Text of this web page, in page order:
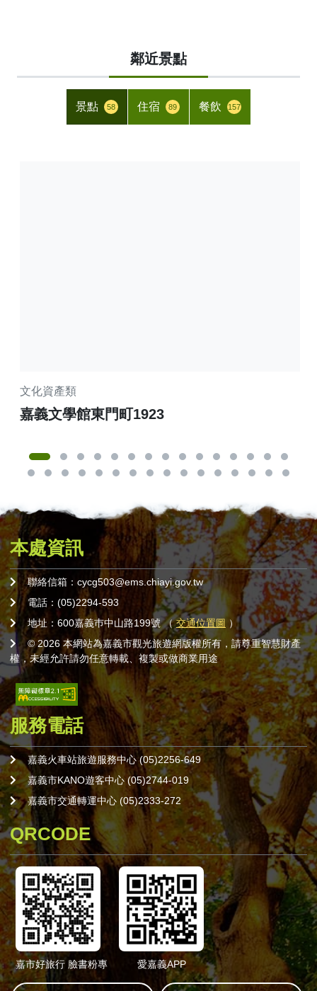
鄰近景點
景點 58
文化資產類
嘉義文學館東門町1923
住宿 89 餐飲 157
本處資訊
聯絡信箱：cycg503@ems.chiayi.gov.tw
電話：(05)2294-593
地址：600嘉義巿中山路199號 （交通位置圖 ）
© 2026 本網站為嘉義市觀光旅遊網版權所有，請尊重智慧財產
權，未經允許請勿任意轉載、複製或做商業用途
服務電話
嘉義火車站旅遊服務中心 (05)2256-649
嘉義市KANO遊客中心 (05)2744-019
嘉義市交通轉運中心 (05)2333-272
QRCODE
嘉市好旅行 臉書粉專 愛嘉義APP